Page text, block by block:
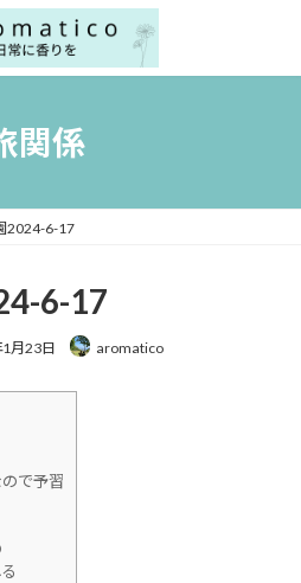
関係
2024-6-17
6-17
月23日 aromatico
で予習